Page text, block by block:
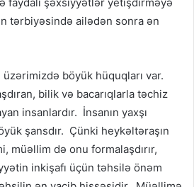
tərbiyəsində ailədən sonra ən
böyük hüquqları var.
bilik və bacarıqlarla təchiz
insanlardır. İnsanın yaxşı
şansdır. Çünki heykəltəraşın
müəllim də onu formalaşdırır,
inkişafı üçün təhsilə önəm